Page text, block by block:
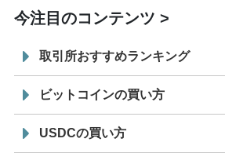
今注目のコンテンツ
取引所おすすめランキング
ビットコインの買い方
USDCの買い方